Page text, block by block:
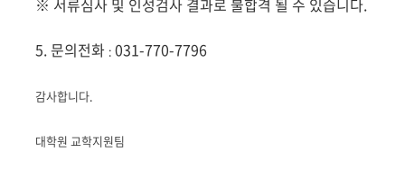
※ 서류심사 및 인성검사 결과로 불합격 될 수 있습니다.
5. 문의전화 :031-770-7796
감사합니다.
대학원 교학지원팀